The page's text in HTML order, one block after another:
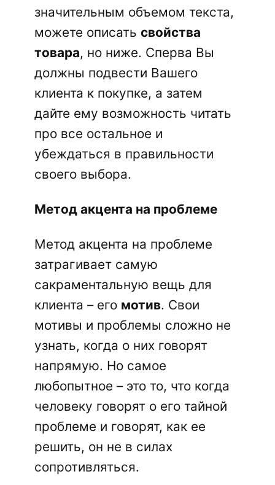
значительным объемом текста,
можете описать свойства
товара, но ниже. Сперва Вы
должны подвести Вашего
клиента к покупке, а затем
дайте ему возможность читать
про все остальное и
убеждаться в правильности
своего выбора.
Метод акцента на проблеме
Метод акцента на проблеме
затрагивает самую
сакраментальную вещь для
клиента – его мотив. Свои
мотивы и проблемы сложно не
узнать, когда о них говорят
напрямую. Но самое
любопытное – это то, что когда
человеку говорят о его тайной
проблеме и говорят, как ее
решить, он не в силах
сопротивляться.